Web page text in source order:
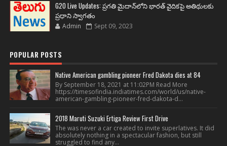
G20 Live Updates: ప్రగతి మైదాన్‌లోని భారత్ వైదికపై అతిథులకు
ప్రధాని స్వాగతం
Admin Sept 09, 2023
POPULAR POSTS
Native American gambling pioneer Fred Dakota dies at 84
By September 18, 2021 at 11:02PM Read More
https://timesofindia.indiatimes.com/world/us/native-
american-gambling-pioneer-fred-dakota-d...
2018 Maruti Suzuki Ertiga Review First Drive
The was never a car created to invite superlatives. It did
absolutely nothing in a spectacular fashion, but still
struggled to find any...